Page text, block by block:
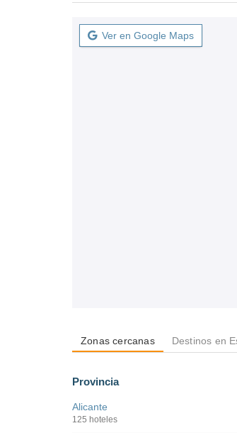
Ver en Google Maps
Zonas cercanas Destinos en
Provincia
Alicante
125 hoteles